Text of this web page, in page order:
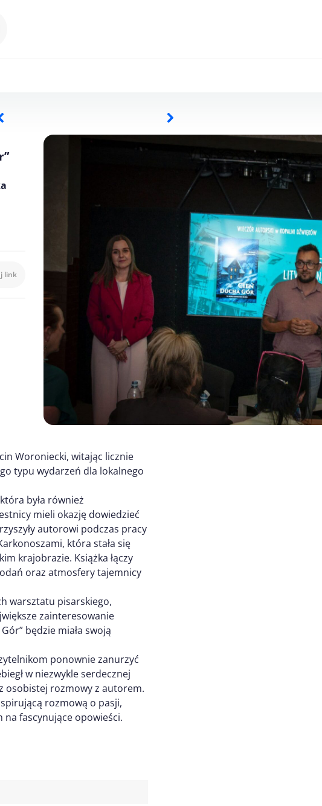
link
Woroniecki, witając licznie
typu wydarzeń dla lokalnego
była również
mieli okazję dowiedzieć
autorowi podczas pracy
która stała się
krajobrazie. Książka łączy
oraz atmosfery tajemnicy
warsztatu pisarskiego,
zainteresowanie
będzie miała swoją
ponownie zanurzyć
w niezwykle serdecznej
osobistej rozmowy z autorem.
rozmową o pasji,
fascynujące opowieści.